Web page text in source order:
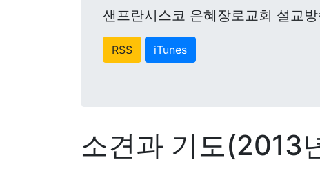
샌프란시스코 은혜장로교회 설교
RSS iTunes
소견과 기도(2013